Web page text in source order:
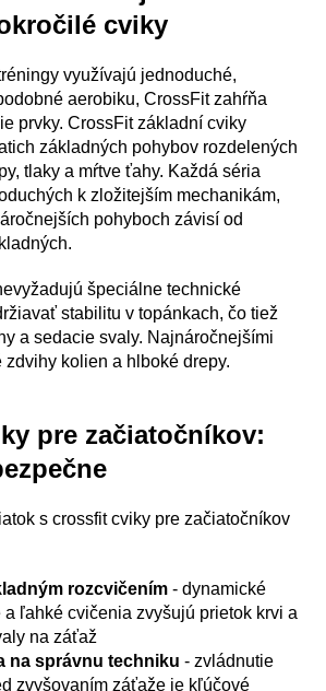
cviky
využívajú jednoduché,
aerobiku, CrossFit zahŕňa
prvky. CrossFit základní cviky
základných pohybov rozdelených
tlaky a mŕtve ťahy. Každá séria
k zložitejším mechanikám,
pohyboch závisí od
špeciálne technické
stabilitu v topánkach, čo tiež
a sedacie svaly. Najnáročnejšími
zdvihy kolien a hlboké drepy.
pre začiatočníkov:
s crossfit cviky pre začiatočníkov
rozcvičením - dynamické
ľahké cvičenia zvyšujú prietok krvi a
na záťaž
na správnu techniku - zvládnutie
zvyšovaním záťaže je kľúčové